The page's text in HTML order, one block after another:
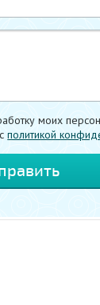
моих
политикой